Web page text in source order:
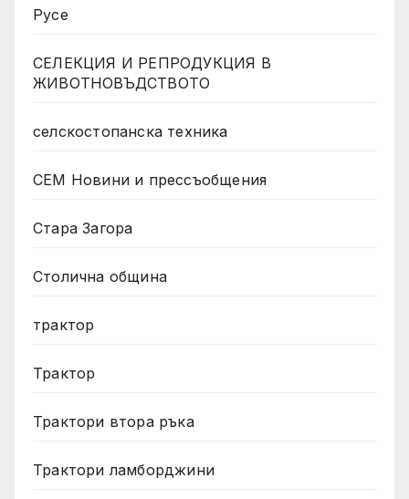
Русе
СЕЛЕКЦИЯ И РЕПРОДУКЦИЯ В
ЖИВОТНОВЪДСТВОТО
селскостопанска техника
СЕМ Новини и прессъобщения
Стара Загора
Столична община
трактор
Трактор
Трактори втора ръка
Трактори ламборджини